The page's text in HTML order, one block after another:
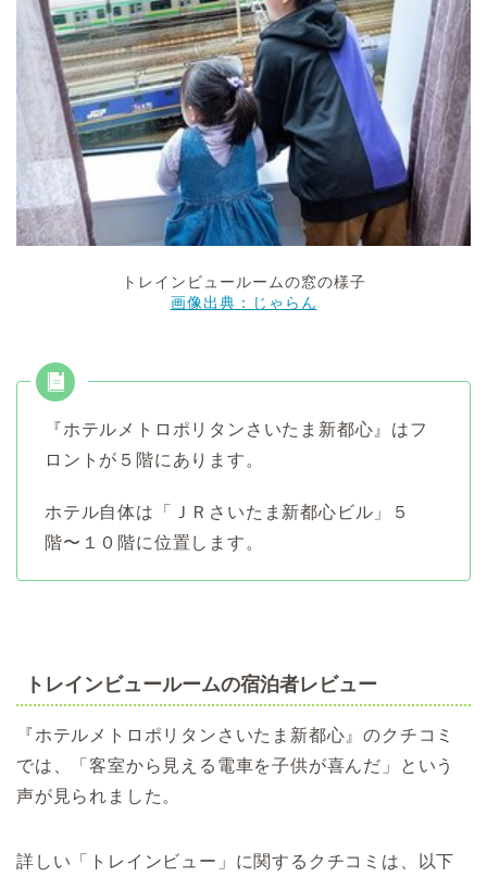
トレインビュールームの窓の様子
画像出典：じゃらん
『ホテルメトロポリタンさいたま新都心』はフ
ロントが５階にあります。
ホテル自体は「ＪＲさいたま新都心ビル」５
階〜１０階に位置します。
トレインビュールームの宿泊者レビュー
『ホテルメトロポリタンさいたま新都心』のクチコミ
では、「客室から見える電車を子供が喜んだ」という
声が見られました。
詳しい「トレインビュー」に関するクチコミは、以下